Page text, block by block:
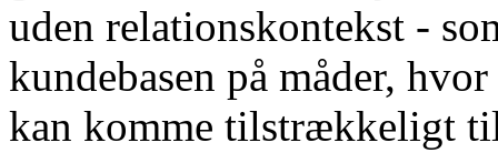
uden relationskontekst -
kundebasen på måder,
kan komme tilstrækkeligt